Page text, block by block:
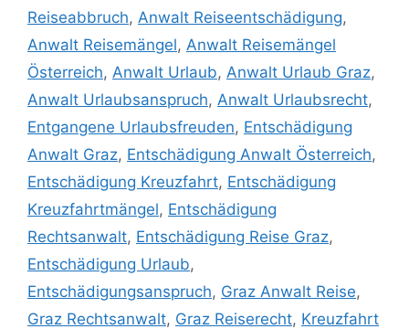
Reiseabbruch, Anwalt Reiseentschädigung,
Anwalt Reisemängel, Anwalt Reisemängel
Österreich, Anwalt Urlaub, Anwalt Urlaub Graz,
Anwalt Urlaubsanspruch, Anwalt Urlaubsrecht,
Entgangene Urlaubsfreuden, Entschädigung
Anwalt Graz, Entschädigung Anwalt Österreich,
Entschädigung Kreuzfahrt, Entschädigung
Kreuzfahrtmängel, Entschädigung
Rechtsanwalt, Entschädigung Reise Graz,
Entschädigung Urlaub,
Entschädigungsanspruch, Graz Anwalt Reise,
Graz Rechtsanwalt, Graz Reiserecht, Kreuzfahrt